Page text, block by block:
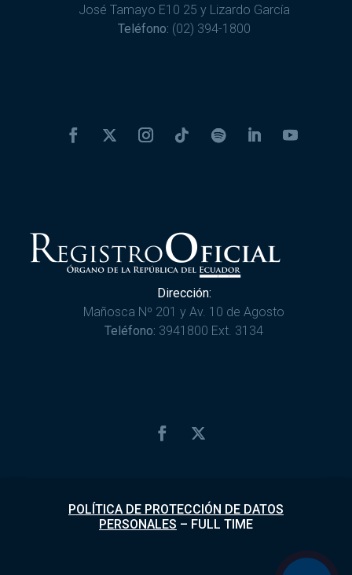
José Tamayo E10 25 y Lizardo García
Teléfono: (02) 394-1800
Dirección:
Mañosca Nº 201 y Av. 10 de Agosto
Teléfono: 3941800 Ext. 3134
POLÍTICA DE PROTECCIÓN DE DATOS
PERSONALES – FULL TIME